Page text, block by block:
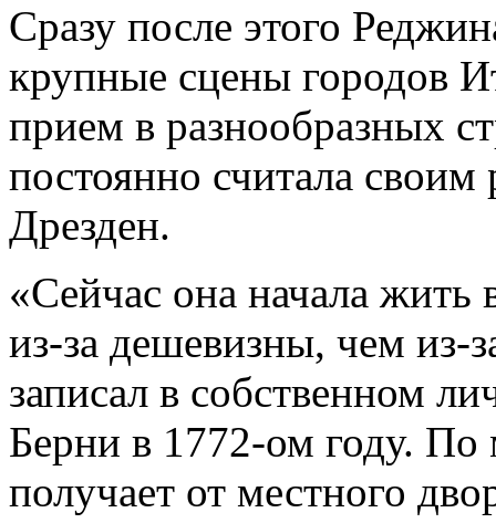
Сразу после этого
крупные сцены городов
прием в разнообразных
постоянно считала
Дрезден.
«Сейчас она начала жить
из-за дешевизны, чем из-
записал в собственном
Берни в 1772-ом году.
получает от местного